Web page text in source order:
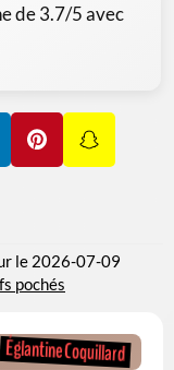
de3.7/5 avec
le 2026-07-09
pochés
Églantine Coquillard